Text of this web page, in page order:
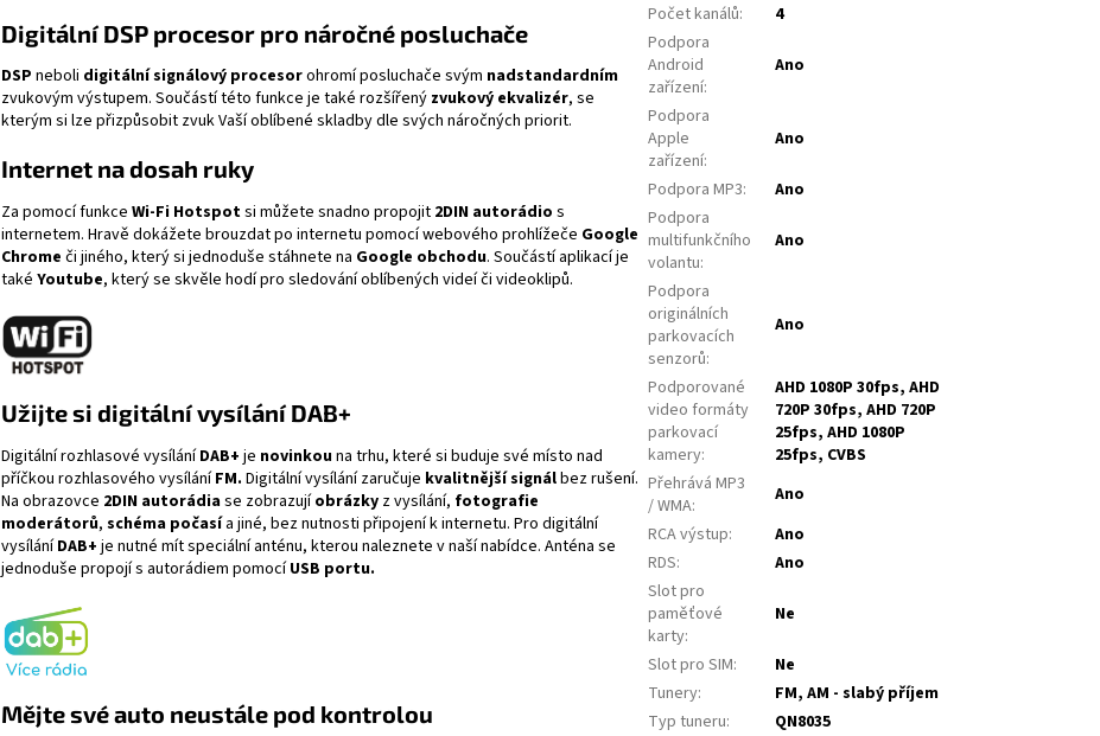
Digitální DSP procesor pro náročné posluchače
DSP neboli digitální signálový procesorohromí posluchače svým nadstandardním
zvukovým výstupem. Součástí této funkce je také rozšířený zvukový ekvalizér, se
kterým si lze přizpůsobit zvuk Vaší oblíbené skladby dle svých náročných priorit.
Internet na dosah ruky
Za pomocí funkce Wi-Fi Hotspotsi můžete snadno propojit 2DIN autorádio s
internetem. Hravě dokážete brouzdat po internetu pomocí webového prohlížeče Google
Chrome či jiného, který si jednoduše stáhnete na Google obchodu. Součástí aplikací je
také Youtube, který se skvěle hodí pro sledování oblíbených videí či videoklipů.
Užijte si digitální vysílání DAB+
Digitální rozhlasové vysíláníDAB+ je novinkouna trhu, které si buduje své místo nad
příčkou rozhlasového vysíláníFM. Digitální vysílání zaručuje kvalitnější signálbez rušení.
Na obrazovce 2DIN autorádiase zobrazujíobrázky z vysílání, fotografie
moderátorů, schéma počasía jiné, bez nutnosti připojení k internetu. Pro digitální
vysíláníDAB+ je nutné mít speciální anténu, kterou naleznete v naší nabídce. Anténa se
jednoduše propojí s autorádiem pomocíUSB portu.
Mějte své auto neustále pod kontrolou
Počet kanálů:
4
Podpora
Android
zařízení:
Ano
Podpora
Apple
zařízení:
Ano
Podpora MP3:
Ano
Podpora
multifunkčního
volantu:
Ano
Podpora
originálních
parkovacích
senzorů:
Ano
Podporované
video formáty
parkovací
kamery:
AHD 1080P 30fps, AHD
720P 30fps, AHD 720P
25fps, AHD 1080P
25fps, CVBS
Přehrává MP3
/ WMA:
Ano
RCA výstup:
Ano
RDS:
Ano
Slot pro
paměťové
karty:
Ne
Slot pro SIM:
Ne
Tunery:
FM, AM - slabý příjem
Typ tuneru:
QN8035